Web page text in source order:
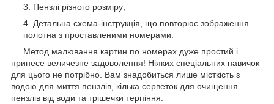
Пензлі різного розміру;
Детальна схема-інструкція, що повторює зображення
полотна з проставленими номерами.
Метод малювання картин по номерах дуже простий і
принесе величезне задоволення! Ніяких спеціальних навичок
для цього не потрібно. Вам знадобиться лише місткість з
водою для миття пензлів, кілька серветок для очищення
пензлів від води та трішечки терпіння.